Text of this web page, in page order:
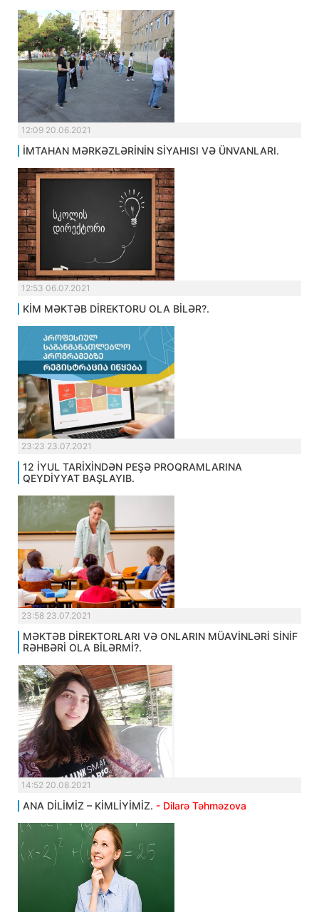
12:09 20.06.2021
İMTAHAN MƏRKƏZLƏRİNİN SİYAHISI VƏ ÜNVANLARI.
12:53 06.07.2021
KİM MƏKTƏB DİREKTORU OLA BİLƏR?.
23:23 23.07.2021
12 İYUL TARİXİNDƏN PEŞƏ PROQRAMLARINA
QEYDİYYAT BAŞLAYIB.
23:58 23.07.2021
MƏKTƏB DİREKTORLARI VƏ ONLARIN MÜAVİNLƏRİ SİNİF
RƏHBƏRİ OLA BİLƏRMİ?.
14:52 20.08.2021
ANA DİLİMİZ – KİMLİYİMİZ. - Dilarə Təhməzova